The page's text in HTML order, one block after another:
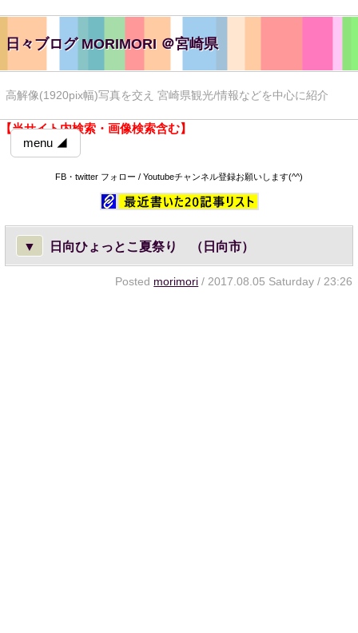
日々ブログ MORIMORI ＠宮崎県
高解像(1920pix幅)写真を交え 宮崎県観光/情報などを中心に紹介
【当サイト内検索・画像検索含む】
menu ◢
FB・twitter フォロー / Youtubeチャンネル登録お願いします(^^)
▼ 日向ひょっとこ夏祭り （日向市）
Posted morimori / 2017.08.05 Saturday / 23:26